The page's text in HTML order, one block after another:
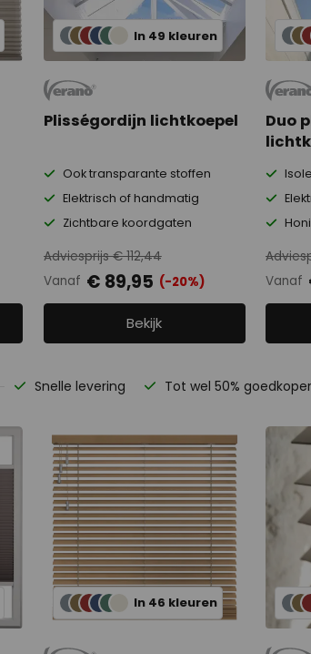
In 49 kleuren
Plisségordijn lichtkoepel
Ook transparante stoffen
Elektrisch of handmatig
Zichtbare koordgaten
Adviesprijs € 112,44
Vanaf € 89,95 (-20%)
Bekijk
Duo
Vanaf
Snelle levering Tot wel 50% goedkoper
In 46 kleuren